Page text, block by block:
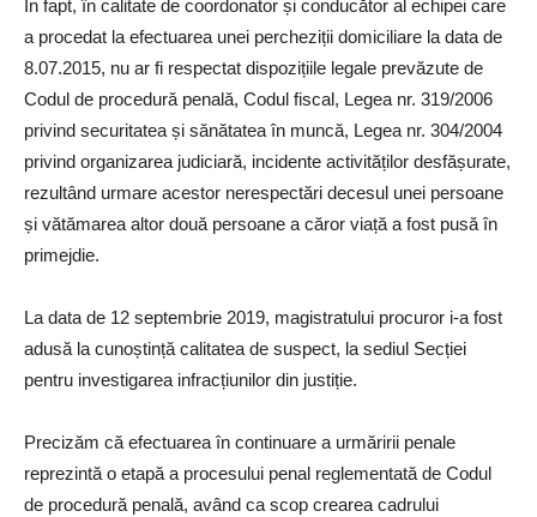
În fapt, în calitate de coordonator și conducător al echipei care
a procedat la efectuarea unei percheziții domiciliare la data de
8.07.2015, nu ar fi respectat dispozițiile legale prevăzute de
Codul de procedură penală, Codul fiscal, Legea nr. 319/2006
privind securitatea și sănătatea în muncă, Legea nr. 304/2004
privind organizarea judiciară, incidente activităților desfășurate,
rezultând urmare acestor nerespectări decesul unei persoane
și vătămarea altor două persoane a căror viață a fost pusă în
primejdie.
La data de 12 septembrie 2019, magistratului procuror i-a fost
adusă la cunoștință calitatea de suspect, la sediul Secției
pentru investigarea infracțiunilor din justiție.
Precizăm că efectuarea în continuare a urmăririi penale
reprezintă o etapă a procesului penal reglementată de Codul
de procedură penală, având ca scop crearea cadrului